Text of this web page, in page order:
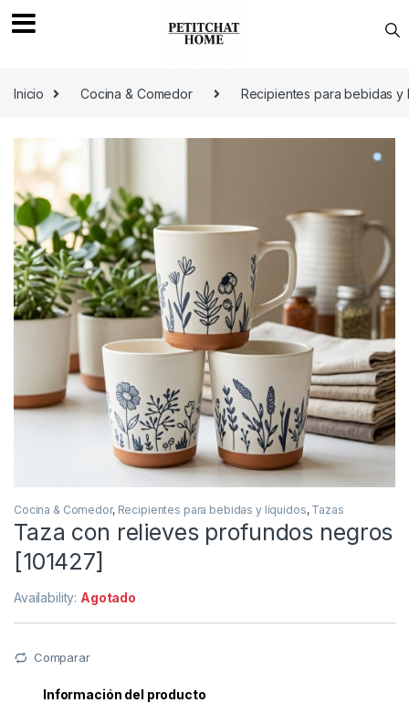
Inicio
Cocina & Comedor Recipientes para bebidas y
Cocina & Comedor, Recipientes para bebidas y líquidos, Tazas
Taza con relieves profundos negros
[101427]
Availability: Agotado
Comparar
Información del producto